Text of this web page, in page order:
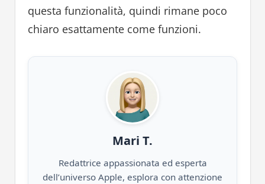
questa funzionalità, quindi rimane poco
chiaro esattamente come funzioni.
Mari T.
Redattrice appassionata ed esperta
dell’universo Apple, esplora con attenzione